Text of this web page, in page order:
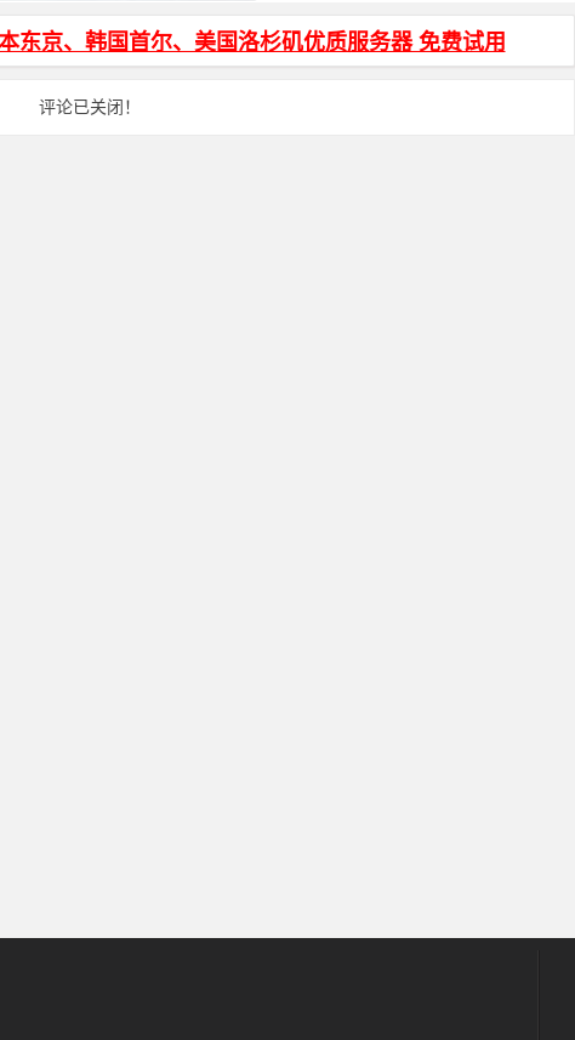
东京、韩国首尔、美国洛杉矶优质服务器 免费试用
评论已关闭！